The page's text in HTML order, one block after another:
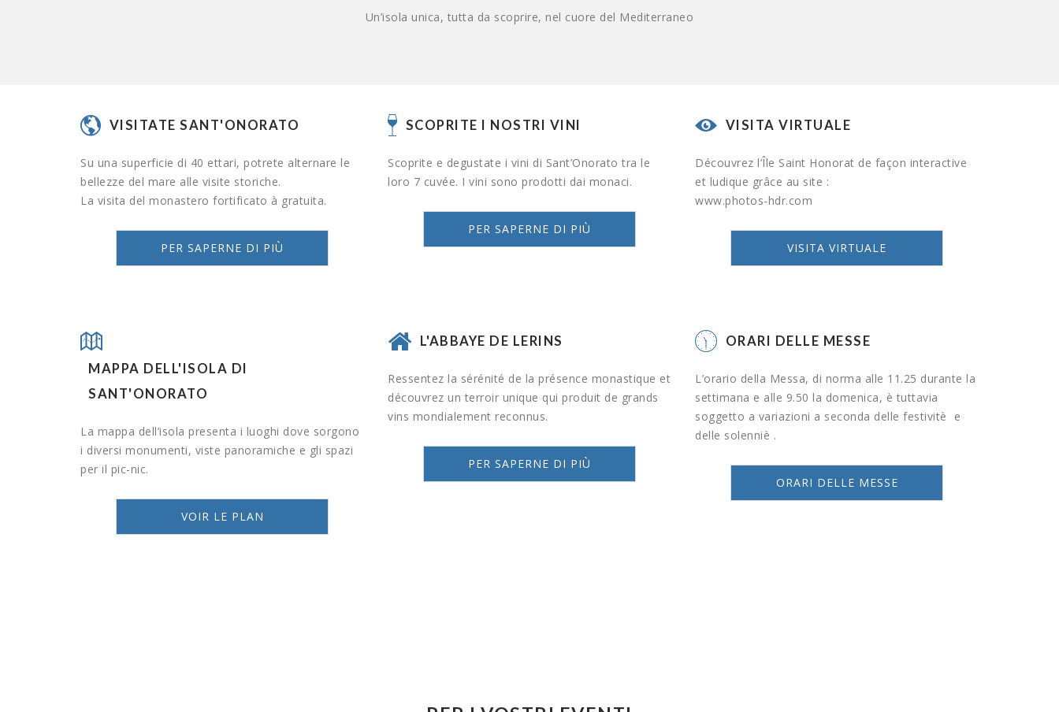
Un’isola unica, tutta da scoprire, nel cuore del Mediterraneo
VISITATE SANT'ONORATO
Su una superficie di 40 ettari, potrete alternare le
bellezze del mare alle visite storiche.
La visita del monastero fortificato à gratuita.
PER SAPERNE DI PIÙ
SCOPRITE I NOSTRI VINI
Scoprite e degustate i vini di Sant’Onorato tra le
loro 7 cuvée. I vini sono prodotti dai monaci.
PER SAPERNE DI PIÙ
VISITA VIRTUALE
Découvrez l’Île Saint Honorat de façon interactive
et ludique grâce au site :
www.photos-hdr.com
VISITA VIRTUALE
MAPPA DELL'ISOLA DI
SANT'ONORATO
La mappa dell’isola presenta i luoghi dove sorgono
i diversi monumenti, viste panoramiche e gli spazi
per il pic-nic.
VOIR LE PLAN
L'ABBAYE DE LERINS
Ressentez la sérénité de la présence monastique et
découvrez un terroir unique qui produit de grands
vins mondialement reconnus.
PER SAPERNE DI PIÙ
ORARI DELLE MESSE
L’orario della Messa, di norma alle 11.25 durante la
settimana e alle 9.50 la domenica, è tuttavia
soggetto a variazioni a seconda delle festivitè e
delle solenniè .
ORARI DELLE MESSE